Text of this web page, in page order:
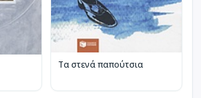
Τα στενά παπούτσια